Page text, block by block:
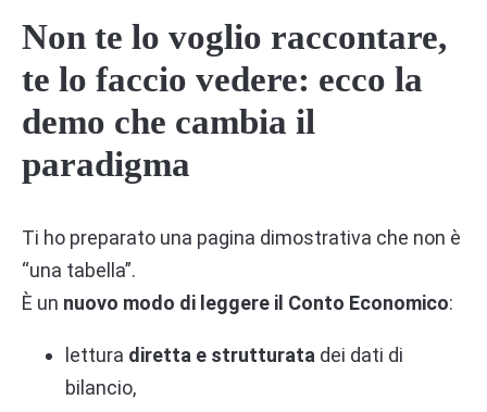
Non te lo voglio raccontare,
te lo faccio vedere: ecco la
demo che cambia il
paradigma
Ti ho preparato una pagina dimostrativa che non è
“una tabella”.
È un nuovo modo di leggere il Conto Economico:
lettura diretta e strutturata dei dati di
bilancio,